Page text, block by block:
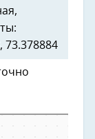
73.378884